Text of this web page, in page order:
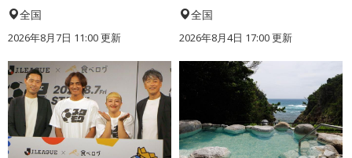
全国
2026年8月7日 11:00更新
全国
2026年8月4日 17:00更新